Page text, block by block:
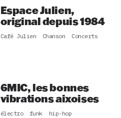
Espace Julien,
original depuis 1984
Café Julien Chanson Concerts
6MIC, les bonnes
vibrations aixoises
électro funk hip-hop